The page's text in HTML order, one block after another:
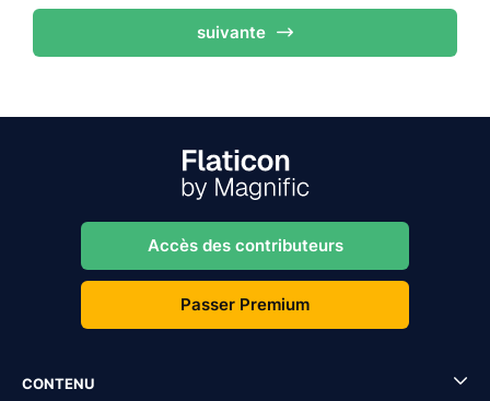
suivante
Accès des contributeurs
Passer Premium
CONTENU